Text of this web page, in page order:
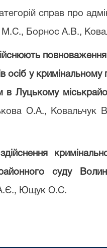
справ про
Борнос А.В.,
осіб у
Луцькому
О.А.,
суду
А.Є., Ющук О.С.